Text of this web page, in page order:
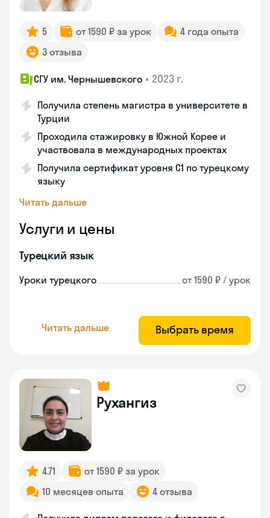
5 от 1590 ₽ за урок
4 года опыта
3 отзыва
СГУ им. Чернышевского • 2023 г.
Получила степень магистра в университете в
Турции
Проходила стажировку в Южной Корее и
участвовала в международных проектах
Получила сертификат уровня C1 по турецкому
языку
Читать дальше
Услуги и цены
Турецкий язык
Уроки турецкого от 1590 ₽ / урок
Читать дальше Выбрать время
Рухангиз
4.71
от 1590 ₽ за урок
10 месяцев опыта
4 отзыва